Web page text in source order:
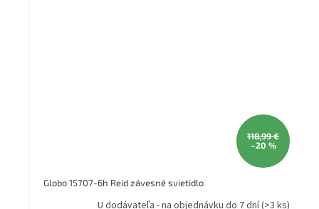
118,99 €
–20 %
Globo 15707-6h Reid závesné svietidlo
U dodávateľa - na objednávku do 7 dní(>3 ks)